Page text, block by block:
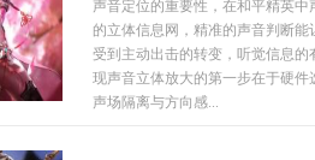
声音定位的重要性，在和平精英
的立体信息网，精准的声音判断
受到主动出击的转变，听觉信息
现声音立体放大的第一步在于硬
声场隔离与方向感...